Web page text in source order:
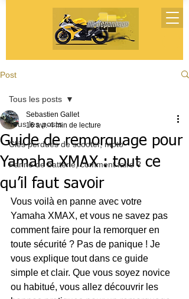
Post
Tous les posts
Clés perdues de scooter, moto
Panne de batterie, comment faire ?
Tous les posts
Guide de remorquage pour
Yamaha XMAX : tout ce
qu’il faut savoir
Sebastien Gallet
16 avr. 4 min de lecture
Vous voilà en panne avec votre
Yamaha XMAX, et vous ne savez pas
comment faire pour la remorquer en
toute sécurité ? Pas de panique ! Je
vous explique tout dans ce guide
simple et clair. Que vous soyez novice
ou habitué, vous allez découvrir les